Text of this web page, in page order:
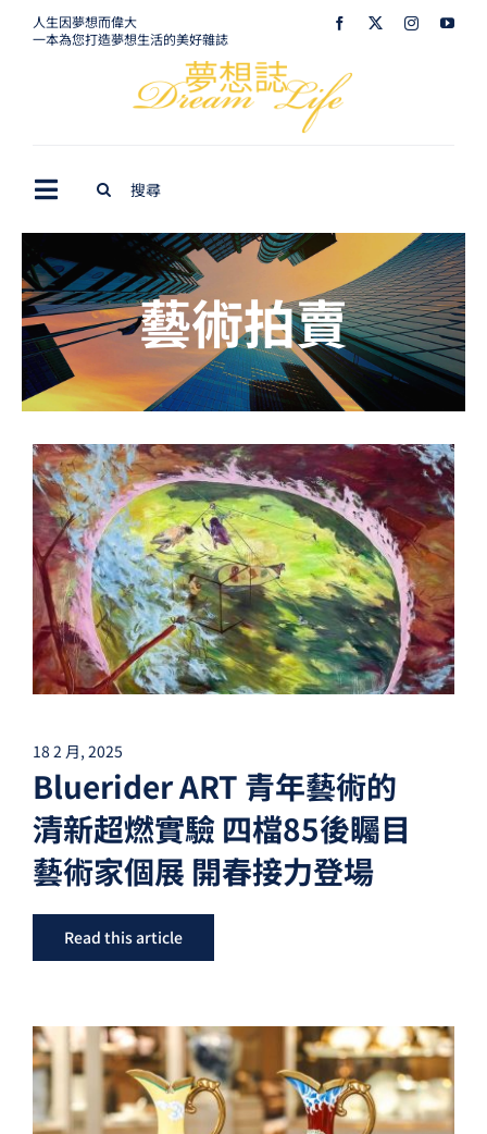
人生因夢想而偉大
一本為您打造夢想生活的美好雜誌
Toggle
Navigation
最新訊息
生活美學
室內設計
購屋指南
夢想旅遊
夢想TV
GCU大賽
夢想購物
藝術拍賣
18 2 月, 2025
Bluerider ART 青年藝術的
清新超燃實驗 四檔85後矚目
藝術家個展 開春接力登場
Read this article